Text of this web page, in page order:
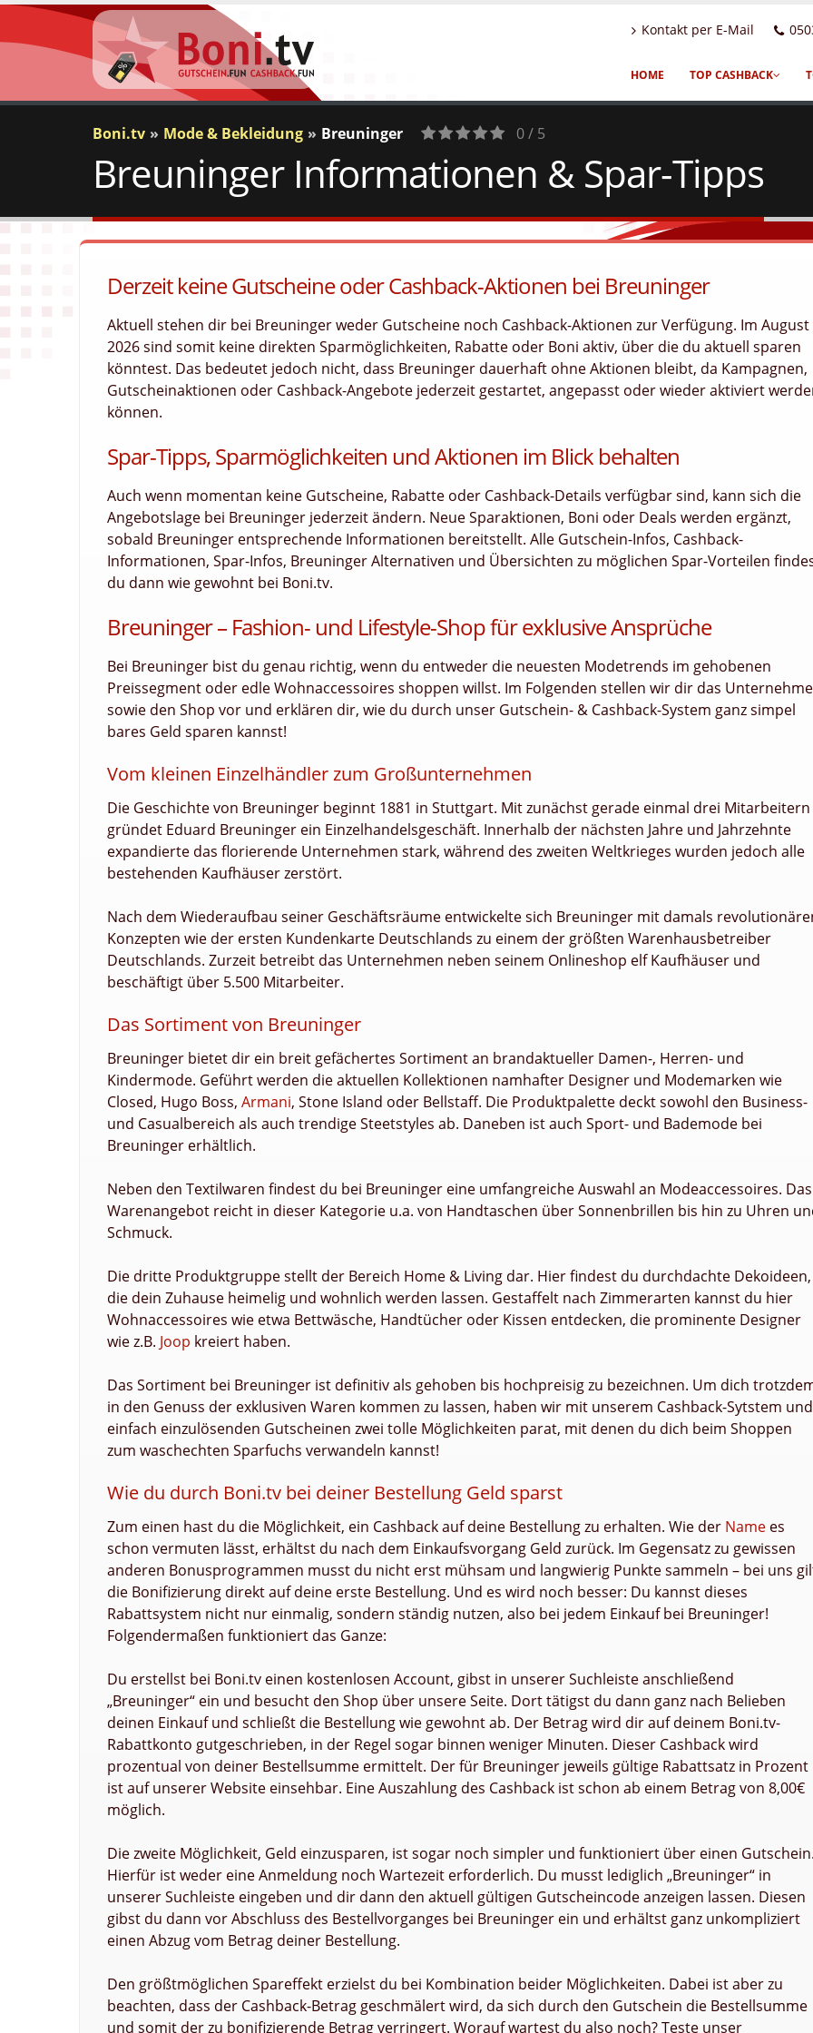
Kontakt per E-Mail
HOME TOP CASHBACK
Boni.tv Mode & Bekleidung Breuninger
Votes
0 / 5
Breuninger Informationen & Spar-Tipps
Derzeit keine Gutscheine oder Cashback-Aktionen bei Breuninger
Aktuell stehen dir bei Breuninger weder Gutscheine noch Cashback-Aktionen zur Verfügung. Im August
2026 sind somit keine direkten Sparmöglichkeiten, Rabatte oder Boni aktiv, über die du aktuell sparen
könntest. Das bedeutet jedoch nicht, dass Breuninger dauerhaft ohne Aktionen bleibt, da Kampagnen,
Gutscheinaktionen oder Cashback-Angebote jederzeit gestartet, angepasst oder wieder aktiviert
können.
Spar-Tipps, Sparmöglichkeiten und Aktionen im Blick behalten
Auch wenn momentan keine Gutscheine, Rabatte oder Cashback-Details verfügbar sind, kann sich die
Angebotslage bei Breuninger jederzeit ändern. Neue Sparaktionen, Boni oder Deals werden ergänzt,
sobald Breuninger entsprechende Informationen bereitstellt. Alle Gutschein-Infos, Cashback-
Informationen, Spar-Infos, Breuninger Alternativen und Übersichten zu möglichen Spar-Vorteilen
du dann wie gewohnt bei Boni.tv.
Breuninger – Fashion- und Lifestyle-Shop für exklusive Ansprüche
Bei Breuninger bist du genau richtig, wenn du entweder die neuesten Modetrends im gehobenen
Preissegment oder edle Wohnaccessoires shoppen willst. Im Folgenden stellen wir dir das
sowie den Shop vor und erklären dir, wie du durch unser Gutschein- & Cashback-System ganz simpel
bares Geld sparen kannst!
Vom kleinen Einzelhändler zum Großunternehmen
Die Geschichte von Breuninger beginnt 1881 in Stuttgart. Mit zunächst gerade einmal drei Mitarbeitern
gründet Eduard Breuninger ein Einzelhandelsgeschäft. Innerhalb der nächsten Jahre und Jahrzehnte
expandierte das florierende Unternehmen stark, während des zweiten Weltkrieges wurden jedoch alle
bestehenden Kaufhäuser zerstört.
Nach dem Wiederaufbau seiner Geschäftsräume entwickelte sich Breuninger mit damals
Konzepten wie der ersten Kundenkarte Deutschlands zu einem der größten Warenhausbetreiber
Deutschlands. Zurzeit betreibt das Unternehmen neben seinem Onlineshop elf Kaufhäuser und
beschäftigt über 5.500 Mitarbeiter.
Das Sortiment von Breuninger
Breuninger bietet dir ein breit gefächertes Sortiment an brandaktueller Damen-, Herren- und
Kindermode. Geführt werden die aktuellen Kollektionen namhafter Designer und Modemarken wie
Closed, Hugo Boss, Armani, Stone Island oder Bellstaff. Die Produktpalette deckt sowohl den Business-
und Casualbereich als auch trendige Steetstyles ab. Daneben ist auch Sport- und Bademode bei
Breuninger erhältlich.
Neben den Textilwaren findest du bei Breuninger eine umfangreiche Auswahl an Modeaccessoires. Das
Warenangebot reicht in dieser Kategorie u.a. von Handtaschen über Sonnenbrillen bis hin zu Uhren
Schmuck.
Die dritte Produktgruppe stellt der Bereich Home & Living dar. Hier findest du durchdachte Dekoideen,
die dein Zuhause heimelig und wohnlich werden lassen. Gestaffelt nach Zimmerarten kannst du hier
Wohnaccessoires wie etwa Bettwäsche, Handtücher oder Kissen entdecken, die prominente Designer
wie z.B. Joop kreiert haben.
Das Sortiment bei Breuninger ist definitiv als gehoben bis hochpreisig zu bezeichnen. Um dich
in den Genuss der exklusiven Waren kommen zu lassen, haben wir mit unserem Cashback-Sytstem und
einfach einzulösenden Gutscheinen zwei tolle Möglichkeiten parat, mit denen du dich beim Shoppen
zum waschechten Sparfuchs verwandeln kannst!
Wie du durch Boni.tv bei deiner Bestellung Geld sparst
Zum einen hast du die Möglichkeit, ein Cashback auf deine Bestellung zu erhalten. Wie der Name es
schon vermuten lässt, erhältst du nach dem Einkaufsvorgang Geld zurück. Im Gegensatz zu gewissen
anderen Bonusprogrammen musst du nicht erst mühsam und langwierig Punkte sammeln – bei uns
die Bonifizierung direkt auf deine erste Bestellung. Und es wird noch besser: Du kannst dieses
Rabattsystem nicht nur einmalig, sondern ständig nutzen, also bei jedem Einkauf bei Breuninger!
Folgendermaßen funktioniert das Ganze:
Du erstellst bei Boni.tv einen kostenlosen Account, gibst in unserer Suchleiste anschließend
„Breuninger“ ein und besucht den Shop über unsere Seite. Dort tätigst du dann ganz nach Belieben
deinen Einkauf und schließt die Bestellung wie gewohnt ab. Der Betrag wird dir auf deinem Boni.tv-
Rabattkonto gutgeschrieben, in der Regel sogar binnen weniger Minuten. Dieser Cashback wird
prozentual von deiner Bestellsumme ermittelt. Der für Breuninger jeweils gültige Rabattsatz in Prozent
ist auf unserer Website einsehbar. Eine Auszahlung des Cashback ist schon ab einem Betrag von 8,00€
möglich.
Die zweite Möglichkeit, Geld einzusparen, ist sogar noch simpler und funktioniert über einen
Hierfür ist weder eine Anmeldung noch Wartezeit erforderlich. Du musst lediglich „Breuninger“ in
unserer Suchleiste eingeben und dir dann den aktuell gültigen Gutscheincode anzeigen lassen. Diesen
gibst du dann vor Abschluss des Bestellvorganges bei Breuninger ein und erhältst ganz unkompliziert
einen Abzug vom Betrag deiner Bestellung.
Den größtmöglichen Spareffekt erzielst du bei Kombination beider Möglichkeiten. Dabei ist aber zu
beachten, dass der Cashback-Betrag geschmälert wird, da sich durch den Gutschein die Bestellsumme
und somit der zu bonifizierende Betrag verringert. Worauf wartest du also noch? Teste unser